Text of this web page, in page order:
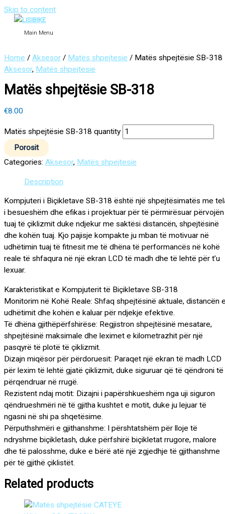
Skip to content
Main Menu
Home / Aksesor / Matës shpejtesie / Matës shpejtësie SB-318
Aksesor, Matës shpejtesie
Matës shpejtësie SB-318
€8.00
Matës shpejtësie SB-318 quantity
Porosit
Categories: Aksesor, Matës shpejtesie
Description
Kompjuteri i Biçikletave SB-318 është një shpejtësimatës me
i besueshëm dhe efikas i projektuar për të përmirësuar përvojën
tuaj të çiklizmit duke ndjekur me saktësi distancën, shpejtësinë
dhe kohën tuaj. Kjo pajisje kompakte ju mban të motivuar në
udhëtimin tuaj të fitnesit me të dhëna të performancës në kohë
reale të shfaqura në një ekran LCD të madh dhe të lehtë për t’u
lexuar.
Karakteristikat e Kompjuterit të Biçikletave SB-318
Monitorim në Kohë Reale: Shfaq shpejtësinë aktuale, distancën
udhëtimit dhe kohën e kaluar për ndjekje efektive.
Të dhëna gjithëpërfshirëse: Regjistron shpejtësinë mesatare,
shpejtësinë maksimale dhe leximet e kilometrazhit për një
pasqyrë të plotë të çiklizmit.
Dizajn miqësor për përdoruesit: Paraqet një ekran të madh LCD
për lexim të lehtë gjatë çiklizmit, duke siguruar që të qëndroni të
përqendruar në rrugë.
Rezistent ndaj motit: Dizajni i papërshkueshëm nga uji siguron
qëndrueshmëri në të gjitha kushtet e motit, duke ju lejuar të
ngasni në shi pa shqetësime.
Përputhshmëri e gjithanshme: I përshtatshëm për lloje të
ndryshme biçikletash, duke përfshirë biçikletat rrugore, malore
dhe të palosshme, duke e bërë atë një zgjedhje të gjithanshme
për të gjithë çiklistët.
Related products